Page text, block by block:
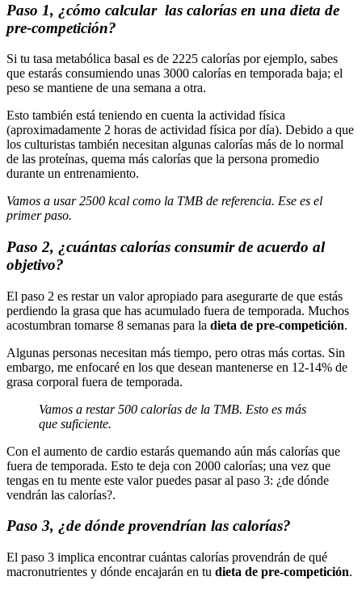
Paso 1, ¿cómo calcular las calorías en una dieta de
pre-competición?
Si tu tasa metabólica basal es de 2225 calorías por ejemplo, sabes
que estarás consumiendo unas 3000 calorías en temporada baja; el
peso se mantiene de una semana a otra.
Esto también está teniendo en cuenta la actividad física
(aproximadamente 2 horas de actividad física por día). Debido a que
los culturistas también necesitan algunas calorías más de lo normal
de las proteínas, quema más calorías que la persona promedio
durante un entrenamiento.
Vamos a usar 2500 kcal como la TMB de referencia. Ese es el
primer paso.
Paso 2, ¿cuántas calorías consumir de acuerdo al
objetivo?
El paso 2 es restar un valor apropiado para asegurarte de que estás
perdiendo la grasa que has acumulado fuera de temporada. Muchos
acostumbran tomarse 8 semanas para la dieta de pre-competición.
Algunas personas necesitan más tiempo, pero otras más cortas. Sin
embargo, me enfocaré en los que desean mantenerse en 12-14% de
grasa corporal fuera de temporada.
Vamos a restar 500 calorías de la TMB. Esto es más
que suficiente.
Con el aumento de cardio estarás quemando aún más calorías que
fuera de temporada. Esto te deja con 2000 calorías; una vez que
tengas en tu mente este valor puedes pasar al paso 3: ¿de dónde
vendrán las calorías?.
Paso 3, ¿de dónde provendrían las calorías?
El paso 3 implica encontrar cuántas calorías provendrán de qué
macronutrientes y dónde encajarán en tu dieta de pre-competición.